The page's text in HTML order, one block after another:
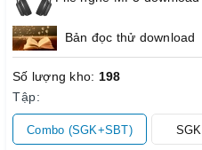
Bản đọc thử download
Số lượng kho: 198
Tập:
Combo (SGK+SBT) SGK